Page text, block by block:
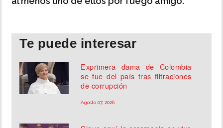
Te puede interesar
Exprimera dama de Colombia
se fue del país tras filtraciones
de corrupción
Agosto 07, 2026